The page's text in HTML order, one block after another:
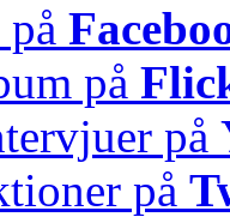
på
på
på